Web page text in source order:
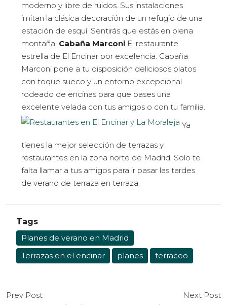
moderno y libre de ruidos. Sus instalaciones
imitan la clásica decoración de un refugio de una
estación de esquí. Sentirás que estás en plena
montaña. Cabaña Marconi El restaurante
estrella de El Encinar por excelencia. Cabaña
Marconi pone a tu disposición deliciosos platos
con toque sueco y un entorno excepcional
rodeado de encinas para que pases una
excelente velada con tus amigos o con tu familia.
Ya
tienes la mejor selección de terrazas y
restaurantes en la zona norte de Madrid. Solo te
falta llamar a tus amigos para ir pasar las tardes
de verano de terraza en terraza.
Tags
Planes de verano en Madrid
Terrazas en el encinar
planes terraceo
Prev Post
Next Post